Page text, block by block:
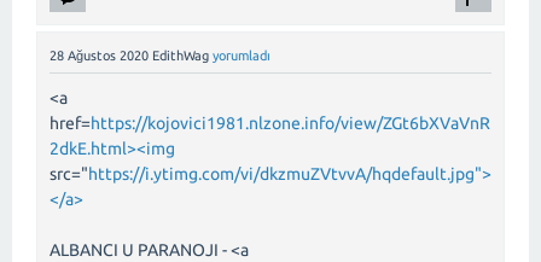
28 Ağustos 2020 EdithWag yorumladı
<a
href=https://kojovici1981.nlzone.info/view/ZGt6bXVaVnR
2dkE.html><img
src="https://i.ytimg.com/vi/dkzmuZVtvvA/hqdefault.jpg">
</a>
ALBANCI U PARANOJI - <a